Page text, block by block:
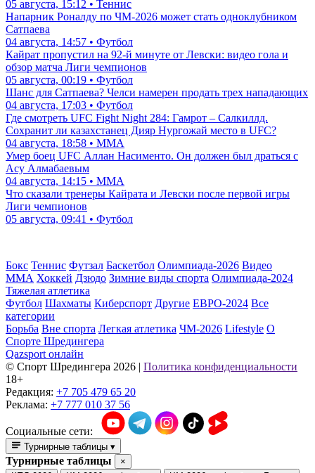
05 августа, 15:12 • Теннис
Напарник Роналду по ЧМ-2026 может стать одноклубником
Сатпаева
04 августа, 14:57 • Футбол
Кайрат пропустил на 92-й минуте от Левски: видео гола и
обзор матча Лиги чемпионов
05 августа, 00:19 • Футбол
Шанс для Сатпаева? Челси намерен продать трех нападающих
04 августа, 17:03 • Футбол
Где смотреть UFC Fight Night 284: Гамрот – Салкиллд.
Сохранит ли казахстанец Дияр Нургожай место в UFC?
04 августа, 18:58 • ММА
Умер боец UFC Аллан Насименто. Он должен был драться с
Асу Алмабаевым
04 августа, 14:15 • ММА
Что сказали тренеры Кайрата и Левски после первой игры
Лиги чемпионов
05 августа, 09:41 • Футбол
Бокс Теннис Футзал Баскетбол Олимпиада-2026 Видео
ММА Хоккей Дзюдо Зимние виды спорта Олимпиада-2024
Тяжелая атлетика
Футбол Шахматы Киберспорт Другие ЕВРО-2024 Все
категории
Борьба Вне спорта Легкая атлетика ЧМ-2026 Lifestyle О
Спорте Шредингера
Qazsport онлайн
© Cпорт Шредингера 2026 | Политика конфиденциальности
18+
Редакция: +7 705 479 65 20
Реклама: +7 777 010 37 56
Социальные сети:
Турнирные таблицы ▾
Турнирные таблицы
×